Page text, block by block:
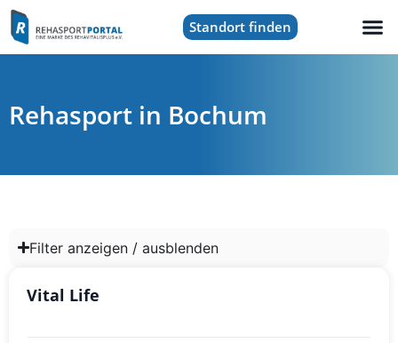
Standort finden
Rehasport in Bochum
Filter anzeigen / ausblenden
Vital Life